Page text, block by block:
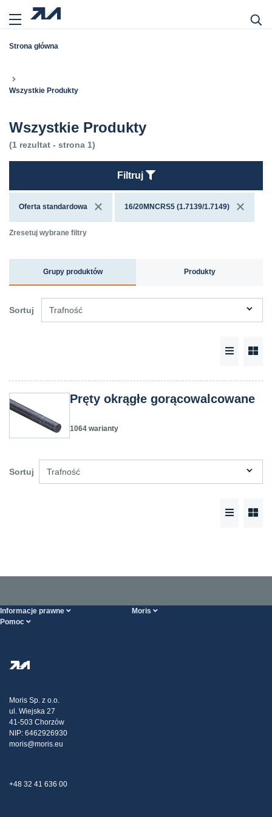
Strona główna
Wszystkie Produkty
Wszystkie Produkty
(1 rezultat - strona 1)
Filtruj
Oferta standardowa 16/20MNCRS5 (1.7139/1.7149)
Zresetuj wybrane filtry
Grupy produktów Produkty
Sortuj Trafność
Pręty okrągłe gorącowalcowane
1064 warianty
Sortuj Trafność
Informacje prawne Moris
Pomoc
Transport
Reklamacje
Moris Sp. z o.o.
ul. Wiejska 27
41-503 Chorzów
NIP: 6462926930
moris@moris.eu
+48 32 41 636 00